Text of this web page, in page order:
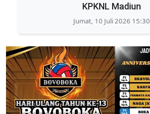
KPKNL Madiun
Jumat, 10 Juli 2026 15:30